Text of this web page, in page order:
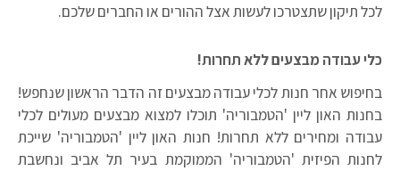
לכל תיקון שתצטרכו לעשות אצל ההורים או החברים שלכם.
כלי עבודה מבצעים ללא תחרות!
בחיפוש אחר חנות לכלי עבודה מבצעים זה הדבר הראשון שנחפש!
בחנות האון ליין 'הטמבוריה' תוכלו למצוא מבצעים מעולים לכלי
עבודה ומחירים ללא תחרות! חנות האון ליין 'הטמבוריה' שייכת
לחנות הפיזית 'הטמבוריה' הממוקמת בעיר תל אביב ונחשבת